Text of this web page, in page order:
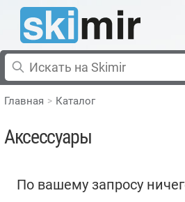
Главная Каталог
Аксессуары
По вашему запросу